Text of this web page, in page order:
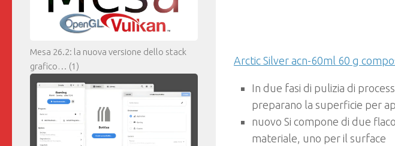
Arctic Silver acn-60ml 60 g
In due fasi di pulizia di
preparano la superficie per
nuovo Si compone di due
materiale, uno per il surface
Mesa 26.2: la nuova versione dello stack
grafico… (1)